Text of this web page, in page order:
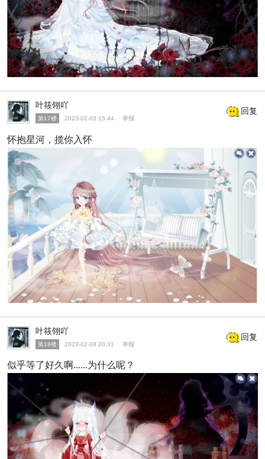
叶筱翎吖
第17楼 2023-02-03 15:44 举报
回复
怀抱星河，揽你入怀
叶筱翎吖
第18楼 2023-02-08 20:31 举报
回复
似乎等了好久啊......为什么呢？